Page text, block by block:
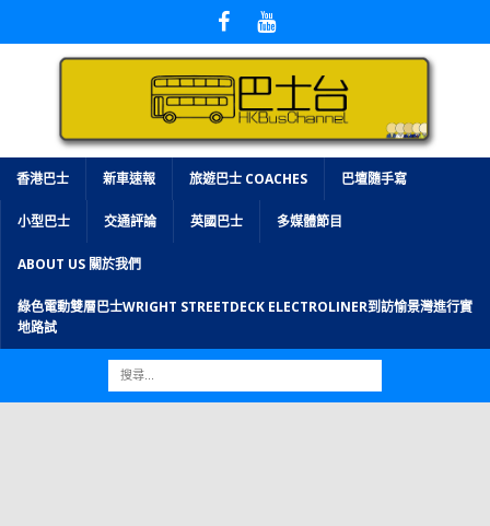
香港巴士 新車速報 旅遊巴士 COACHES 巴壇隨手寫
小型巴士 交通評論 英國巴士 多媒體節目
ABOUT US 關於我們
綠色電動雙層巴士WRIGHT STREETDECK ELECTROLINER到訪愉景灣進行實
地路試